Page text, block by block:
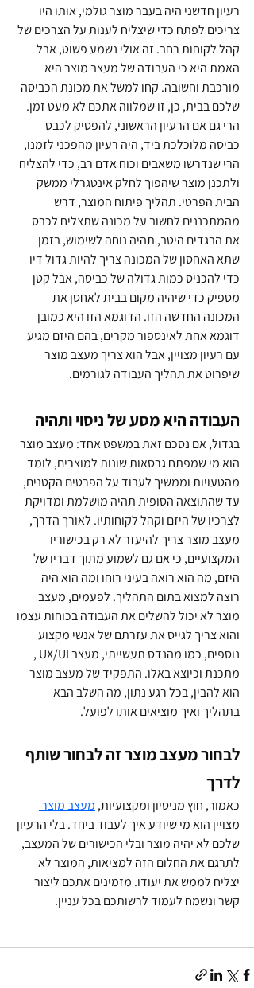
רעיון חדשני היה בעבר מוצר גולמי, אותו היו
צריכים לפתח כדי שיצליח לענות על הצרכים של
קהל לקוחות רחב. זה אולי נשמע פשוט, אבל
האמת היא כי העבודה של מעצב מוצר היא
מורכבת וחשובה. קחו למשל את מכונת הכביסה
שלכם בבית, כן, זו שמלווה אתכם לא מעט זמן.
הרי גם אם הרעיון הראשוני, להפסיק לכבס
כביסה מלוכלכת ביד, היה רעיון מהפכני לזמנו,
הרי שנדרשו משאבים וכוח אדם רב, כדי להצליח
ולתכנן מוצר שיהפוך לחלק אינטגרלי ממשק
הבית הפרטי. תהליך פיתוח המוצר, דרש
מהמתכננים לחשוב על מכונה שתצליח לכבס
את הבגדים היטב, תהיה נוחה לשימוש, בזמן
שתא האחסון של המכונה צריך להיות גדול דיו
כדי להכניס כמות גדולה של כביסה, אבל קטן
מספיק כדי שיהיה מקום בבית לאחסן את
המכונה החדשה הזו. הדוגמא הזו היא כמובן
דוגמא אחת לאינספור מקרים, בהם היזם מגיע
עם רעיון מצויין, אבל הוא צריך מעצב מוצר
שיפרוט את תהליך העבודה לגורמים.
העבודה היא מסע של ניסוי ותהיה
בגדול, אם נסכם זאת במשפט אחד: מעצב מוצר
הוא מי שמפתח גרסאות שונות למוצרים, לומד
מהטעויות וממשיך לעבוד על הפרטים הקטנים,
עד שהתוצאה הסופית תהיה מושלמת ומדויקת
לצרכיו של היזם וקהל לקוחותיו. לאורך הדרך,
מעצב מוצר צריך להיעזר לא רק בכישוריו
המקצועיים, כי אם גם לשמוע מתוך דבריו של
היזם, מה הוא רואה בעיני רוחו ומה הוא היה
רוצה למצוא בתום התהליך. לפעמים, מעצב
מוצר לא יכול להשלים את העבודה בכוחות עצמו
והוא צריך לגייס את עזרתם של אנשי מקצוע
נוספים, כמו מהנדס תעשייתי, מעצב UX/UI ,
מתכנת וכיוצא באלו. התפקיד של מעצב מוצר
הוא להבין, בכל רגע נתון, מה השלב הבא
בתהליך ואיך מוציאים אותו לפועל.
לבחור מעצב מוצר זה לבחור שותף
לדרך
כאמור, חוץ מניסיון ומקצועיות, מעצב מוצר
מצויין הוא מי שיודע איך לעבוד ביחד. בלי הרעיון
שלכם לא יהיה מוצר ובלי הכישורים של המעצב,
לתרגם את החלום הזה למציאות, המוצר לא
יצליח לממש את יעודו. מזמינים אתכם ליצור
קשר ונשמח לעמוד לרשותכם בכל עניין.